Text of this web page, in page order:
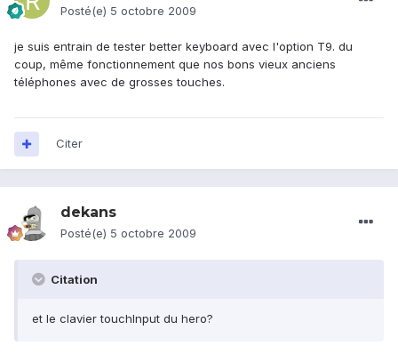
Posté(e) 5 octobre 2009
je suis entrain de tester better keyboard avec l'option T9. du
coup, même fonctionnement que nos bons vieux anciens
téléphones avec de grosses touches.
Citer
dekans
Posté(e) 5 octobre 2009
Citation
et le clavier touchInput du hero?